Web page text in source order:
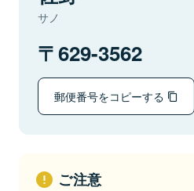
サノ
629-3562
郵便番号をコピーする
ご注意